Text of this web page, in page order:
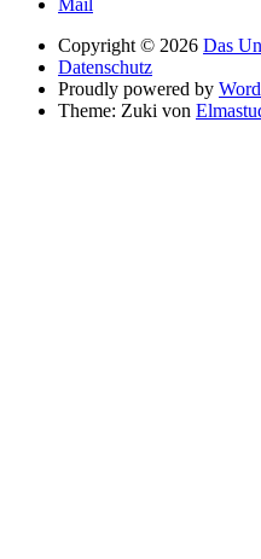
Copyright © 2026 Das
Datenschutz
Proudly powered by
Theme: Zuki von